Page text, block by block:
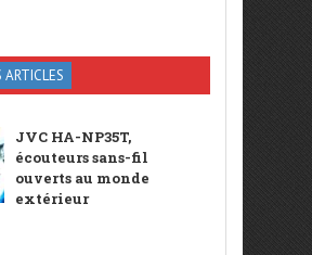
ARTICLES
JVC HA-NP35T,
écouteurs sans-fil
ouverts au monde
extérieur